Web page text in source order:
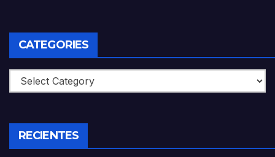
CATEGORIES
Categories
RECIENTES